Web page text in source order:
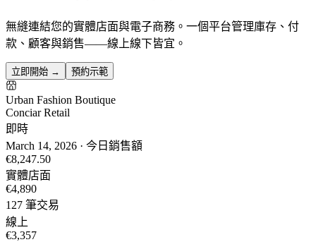
無縫連結您的實體店面與電子商務。一個平台管理庫存、付
款、顧客與銷售——線上線下皆宜。
立即開始 → 預約示範
Urban Fashion Boutique
Conciar Retail
即時
March 14, 2026 · 今日銷售額
€8,247.50
實體店面
€4,890
127 筆交易
線上
€3,357